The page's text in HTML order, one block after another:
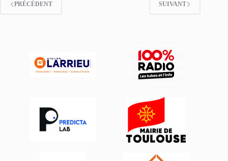
PRÉCÉDENT SUIVANT